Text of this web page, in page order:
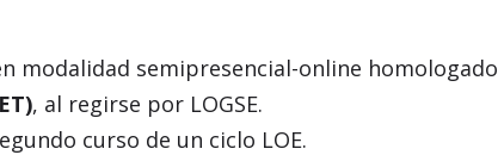
modalidad semipresencial-online
, al regirse por LOGSE.
curso de un ciclo LOE.